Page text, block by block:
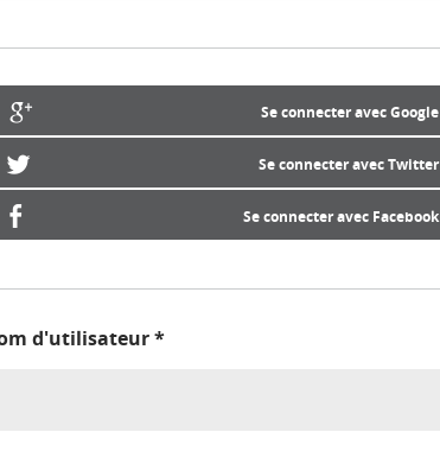
Se connecter avec Google
Se connecter avec Twitter
Se connecter avec Facebook
d'utilisateur*